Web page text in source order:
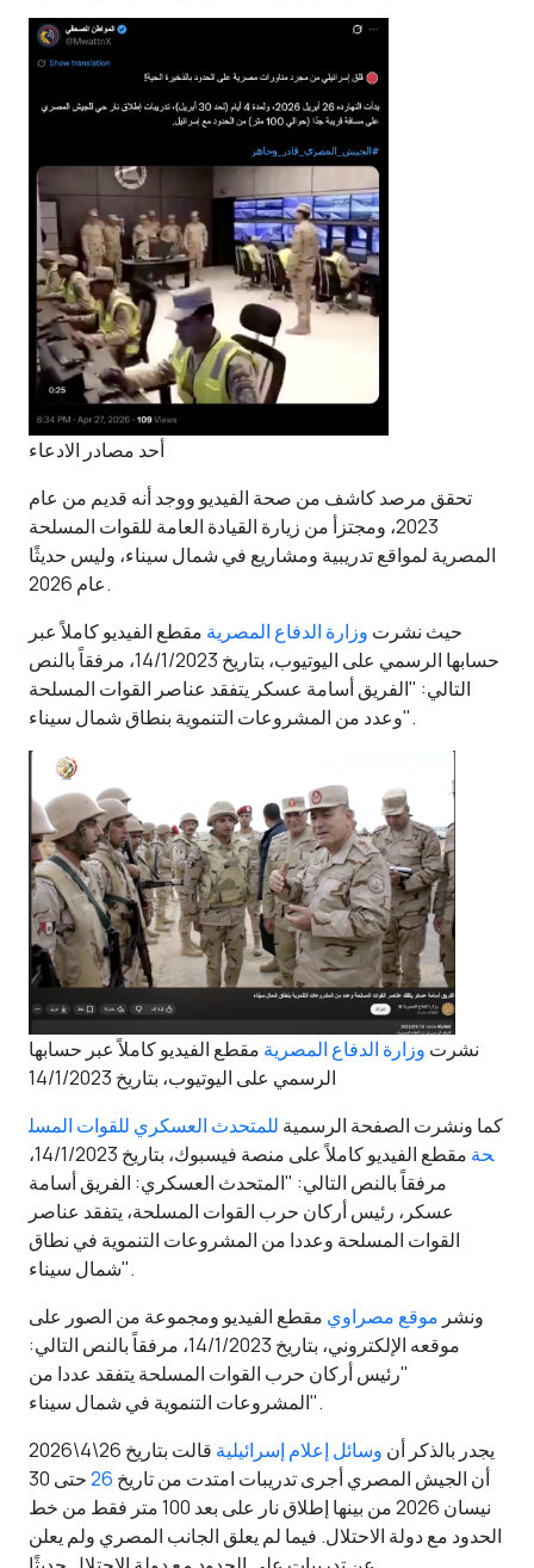
أحد مصادر الادعاء
تحقق مرصد كاشف من صحة الفيديو ووجد أنه قديم من عام
2023، ومجتزأ من زيارة القيادة العامة للقوات المسلحة
المصرية لمواقع تدريبية ومشاريع في شمال سيناء، وليس حديثًا
عام 2026.
حيث نشرت وزارة الدفاع المصرية مقطع الفيديو كاملاً عبر
حسابها الرسمي على اليوتيوب، بتاريخ 14/1/2023، مرفقاً بالنص
التالي: "الفريق أسامة عسكر يتفقد عناصر القوات المسلحة
وعدد من المشروعات التنموية بنطاق شمال سيناء".
نشرت وزارة الدفاع المصرية مقطع الفيديو كاملاً عبر حسابها
الرسمي على اليوتيوب، بتاريخ 14/1/2023
كما ونشرت الصفحة الرسمية للمتحدث العسكري للقوات المسل
حة
مقطع الفيديو كاملاً على منصة فيسبوك، بتاريخ 14/1/2023،
مرفقاً بالنص التالي: "المتحدث العسكري: الفريق أسامة
عسكر، رئيس أركان حرب القوات المسلحة، يتفقد عناصر
القوات المسلحة وعددا من المشروعات التنموية في نطاق
شمال سيناء".
ونشر موقع مصراوي مقطع الفيديو ومجموعة من الصور على
موقعه الإلكتروني، بتاريخ 14/1/2023، مرفقاً بالنص التالي:
"رئيس أركان حرب القوات المسلحة يتفقد عددا من
المشروعات التنموية في شمال سيناء".
يجدر بالذكر أن وسائل إعلام إسرائيلية
قالت بتاريخ 26\4\2026
أن الجيش المصري أجرى تدريبات امتدت من تاريخ 26
حتى 30
نيسان 2026 من بينها إطلاق نار على بعد 100 متر فقط من خط
الحدود مع دولة الاحتلال. فيما لم يعلق الجانب المصري ولم يعلن